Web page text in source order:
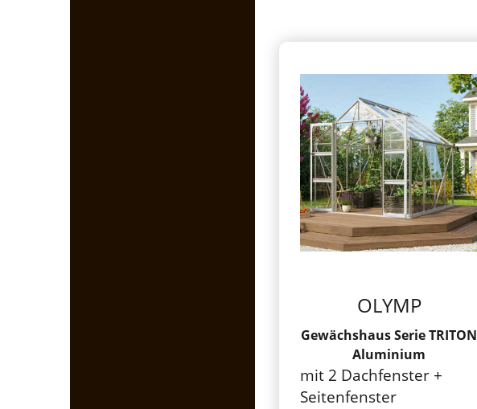
OLYMP
Gewächshaus Serie TRITON
Aluminium
mit 2 Dachfenster +
Seitenfenster